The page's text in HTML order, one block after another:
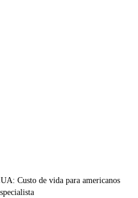
Custo de vida para americanos